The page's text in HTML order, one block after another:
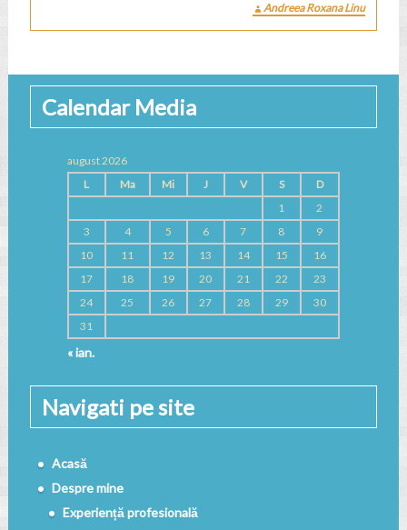
Andreea Roxana Linu
Calendar Media
august 2026
L
Ma Mi J V S
D
1
2
3
4 5 6 7 8
9
10
11 12 13 14 15
16
17
18 19 20 21 22
23
24
25 26 27 28 29
30
31
« ian.
Navigati pe site
Acasă
Despre mine
Experiență profesională